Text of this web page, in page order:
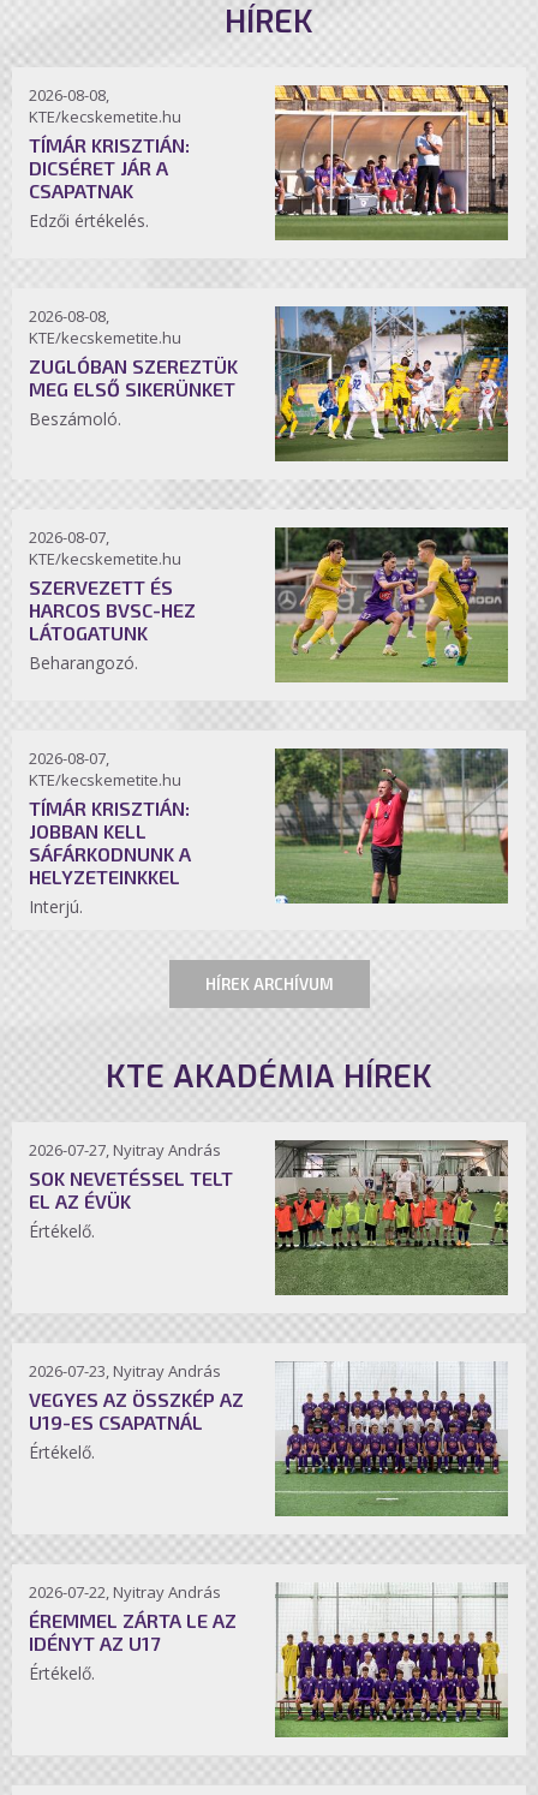
HÍREK
2026-08-08,
KTE/kecskemetite.hu
TÍMÁR KRISZTIÁN:
DICSÉRET JÁR A
CSAPATNAK
Edzői értékelés.
2026-08-08,
KTE/kecskemetite.hu
ZUGLÓBAN SZEREZTÜK
MEG ELSŐ SIKERÜNKET
Beszámoló.
2026-08-07,
KTE/kecskemetite.hu
SZERVEZETT ÉS
HARCOS BVSC-HEZ
LÁTOGATUNK
Beharangozó.
2026-08-07,
KTE/kecskemetite.hu
TÍMÁR KRISZTIÁN:
JOBBAN KELL
SÁFÁRKODNUNK A
HELYZETEINKKEL
Interjú.
HÍREK ARCHÍVUM
KTE AKADÉMIA HÍREK
2026-07-27, Nyitray András
SOK NEVETÉSSEL TELT
EL AZ ÉVÜK
Értékelő.
2026-07-23, Nyitray András
VEGYES AZ ÖSSZKÉP AZ
U19-ES CSAPATNÁL
Értékelő.
2026-07-22, Nyitray András
ÉREMMEL ZÁRTA LE AZ
IDÉNYT AZ U17
Értékelő.